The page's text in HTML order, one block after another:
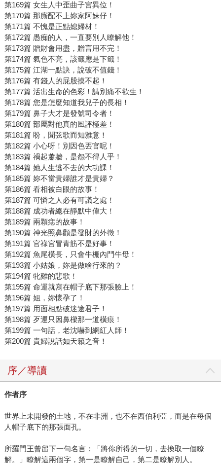
第169篇 女生人中歪曲子宮異位！
第170篇 那廝配不上妳家阿妹仔！
第171篇 不愧是正點媳婦材！
第172篇 愚痴的人，一直要別人瞭解他！
第173篇 贈財會用盡，贈言用不完！
第174篇 氣色不亮，該籤應是下籤！
第175篇 江湖一點訣，說破不值錢！
第176篇 有錢人的屁股摸不起！
第177篇 活出生命的色彩！請別痛不欲生！
第178篇 您是怎麼知道我兒子的長相！
第179篇 鼻子大才是發號司令者！
第180篇 部屬對他真的風評極差！
第181篇 盼，聞弦歌而知雅意！
第182篇 小心呀！別因色丟官呢！
第183篇 禍起蕭牆，是怨不得人乎！
第184篇 她人生逃不去的大功課！
第185篇 妳不當貴婦誰才是貴婦？
第186篇 看相被白眼的故事！
第187篇 可憐之人必有可議之處！
第188篇 成功者總在靜默中偉大！
第189篇 兩顆痣的故事！
第190篇 神光照鼻顴是發財的外徵！
第191篇 官祿宮冒青筋不是好事！
第192篇 魚尾橫長，只會牛棚內鬥牛母！
第193篇 小姑娘，妳是做啥行來的？
第194篇 牝雞的悲歌！
第195篇 命運就寫在帽子底下那張臉上！
第196篇 姐，妳懷孕了！
第197篇 用面相點破迷途君子！
第198篇 歹運只因鼻樑那一道橫痕！
第199篇 一句話，老沈嚇到網紅人師！
第200篇 貴婦說話如天籟之音！
序／導讀
作者序
世界上未開發的土地，不在非洲，也不在西伯利亞，而是在每個
人帽子底下的那張面孔。
所羅門王曾留下一句名言：「將你所得的一切，去換取一個瞭
解。」瞭解這兩個字，第一是瞭解自己，第二是瞭解別人。